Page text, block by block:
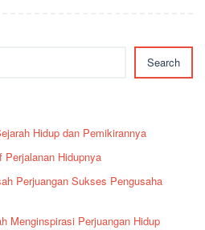
Search
Hidup dan Pemikirannya
Hidupnya
Perjuangan Sukses Pengusaha
Menginspirasi Perjuangan Hidup